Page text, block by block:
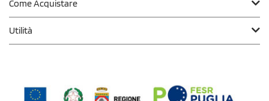
Come Acquistare
Utilità